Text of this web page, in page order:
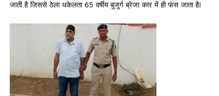
जाती है जिससे ठेला धकेलता 65 वर्षीय बुजुर्ग ब्रेजा कार में ही फंस जाता है!